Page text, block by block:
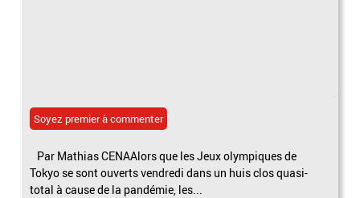
Soyez premier à commenter
Par Mathias CENAAlors que les Jeux olympiques de
Tokyo se sont ouverts vendredi dans un huis clos quasi-
total à cause de la pandémie, les...